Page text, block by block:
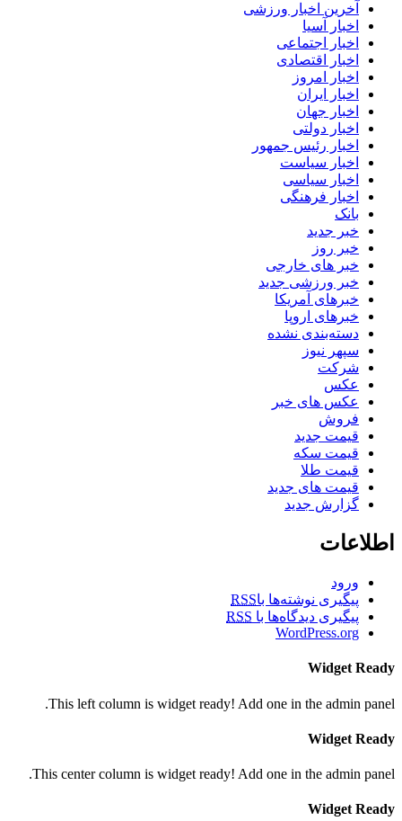
آخرین اخبار ورزشی
اخبار آسیا
اخبار اجتماعی
اخبار اقتصادی
اخبار امروز
اخبار ایران
اخبار جهان
اخبار دولتی
اخبار رئیس جمهور
اخبار سیاست
اخبار سیاسی
اخبار فرهنگی
بانک
خبر جدید
خبر روز
خبر های خارجی
خبر ورزشی جدید
خبرهای آمریکا
خبرهای اروپا
دسته‌بندی نشده
سپهر نیوز
شرکت
عکس
عکس های خبر
فروش
قیمت جدید
قیمت سکه
قیمت طلا
قیمت های جدید
گزارش جدید
اطلاعات
ورود
پیگیری نوشته‌ها باRSS
پیگیری دیدگاه‌ها با RSS
WordPress.org
Widget Ready
This left column is widget ready! Add one in the admin panel.
Widget Ready
This center column is widget ready! Add one in the admin panel.
Widget Ready